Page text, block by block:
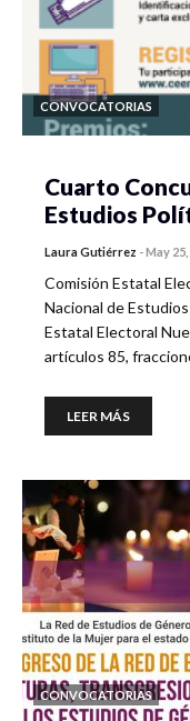
CONVOCATORIAS
Cuarto
Estudios
Laura Gutiérrez -May 25,
Comisión Estatal
Nacional de
Estatal Electoral
artículos 85,
LEER MÁS
CONVOCATORIAS